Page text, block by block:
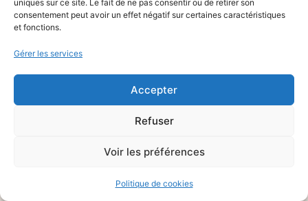
uniques sur ce site. Le fait de ne pas consentir ou de retirer son
consentement peut avoir un effet négatif sur certaines caractéristiques
et fonctions.
Gérer les services
Accepter
Refuser
Voir les préférences
Politique de cookies